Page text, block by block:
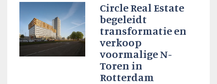
Circle Real Estate
begeleidt
transformatie en
verkoop
voormalige N-
Toren in
Rotterdam